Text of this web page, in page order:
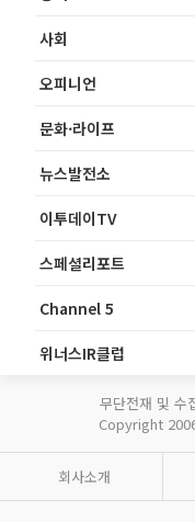
사회
오피니언
문화·라이프
뉴스발전소
이투데이TV
스페셜리포트
Channel 5
위너스IR클럽
무단전재 및 수
Copyright
회사소개